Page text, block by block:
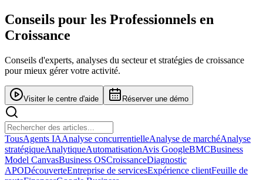
Conseils pour les Professionnels en
Croissance
Conseils d'experts, analyses du secteur et stratégies de croissance
pour mieux gérer votre activité.
Visiter le centre d'aide Réserver une démo
TousAgents IAAnalyse concurrentielleAnalyse de marchéAnalyse
stratégiqueAnalytiqueAutomatisationAvis GoogleBMCBusiness
Model CanvasBusiness OSCroissanceDiagnostic
APODécouverteEntreprise de servicesExpérience clientFeuille de